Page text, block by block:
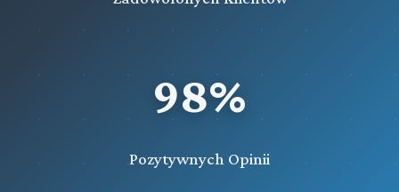
98%
Pozytywnych Opinii